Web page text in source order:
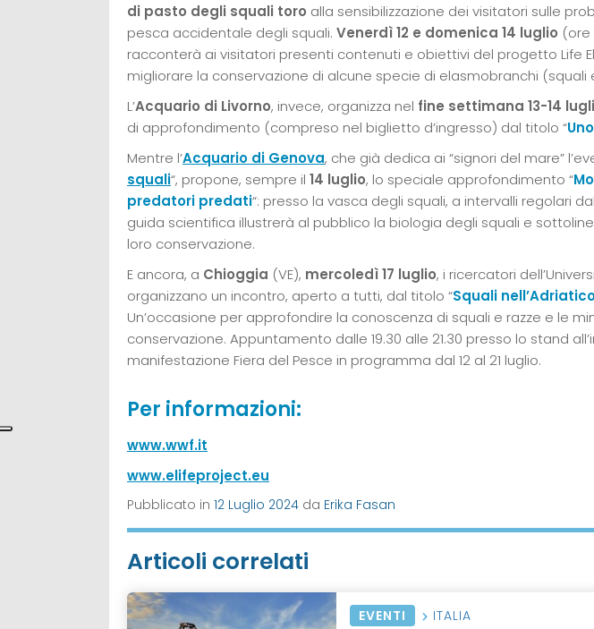
di pasto degli squali toro alla sensibilizzazione dei visitatori sulle
pesca accidentale degli squali. Venerdì 12 e domenica 14 luglio (ore
racconterà ai visitatori presenti contenuti e obiettivi del progetto Life
migliorare la conservazione di alcune specie di elasmobranchi (squali
L’Acquario di Livorno, invece, organizza nel fine settimana 13-14
di approfondimento (compreso nel biglietto d’ingresso) dal titolo “
Mentre l’Acquario di Genova, che già dedica ai “signori del mare”
squali“, propone, sempre il 14 luglio, lo speciale approfondimento “
predatori predati“: presso la vasca degli squali, a intervalli regolari
guida scientifica illustrerà al pubblico la biologia degli squali e
loro conservazione.
E ancora, a Chioggia (VE), mercoledì 17 luglio, i ricercatori
organizzano un incontro, aperto a tutti, dal titolo “Squali
Un’occasione per approfondire la conoscenza di squali e razze e le
conservazione. Appuntamento dalle 19.30 alle 21.30 presso lo stand
manifestazione Fiera del Pesce in programma dal 12 al 21 luglio.
Per informazioni:
www.wwf.it
www.elifeproject.eu
Pubblicato in 12 Luglio 2024 da Erika Fasan
Articoli correlati
EVENTI ITALIA